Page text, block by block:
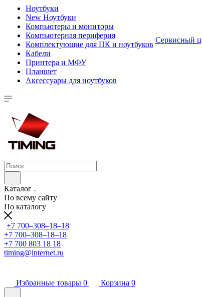
Ноутбуки
New Ноутбуки
Компьютеры и мониторы
Компьютерная периферия
Комплектующие для ПК и ноутбуков
Кабели
Принтера и МФУ
Планшет
Аксессуары для ноутбуков
Сервисный
Каталог
По всему сайту
По каталогу
+7 700‒308‒18‒18
+7 700‒308‒18‒18
+7 700 803 18 18
timing@internet.ru
Избранные товары 0 Корзина 0